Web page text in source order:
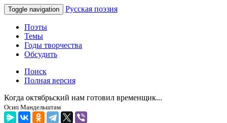
Toggle navigation Русская поэзия
Поэты
Темы
Годы творчества
Обсудить
Поиск
Полная версия
Когда октябрьский нам готовил временщик...
Осип Мандельштам